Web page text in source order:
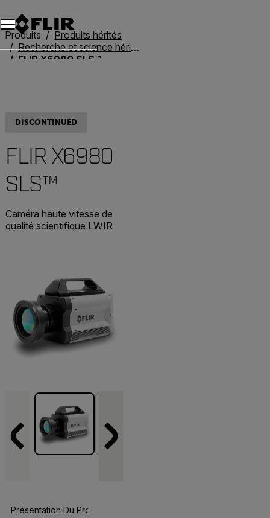
Unread messages
Modèle
Supprimer
articles
article
Ajouter au panier
Ajouté au panier
Produits
Produits hérités
Recherche et science héritées
FLIR X6980 SLS™
DISCONTINUED
FLIR X6980
SLS™
Caméra haute vitesse de
qualité scientifique LWIR
Présentation Du Produit